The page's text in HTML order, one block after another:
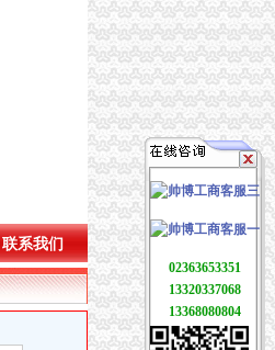
联系我们
02363653351
13320337068
13368080804